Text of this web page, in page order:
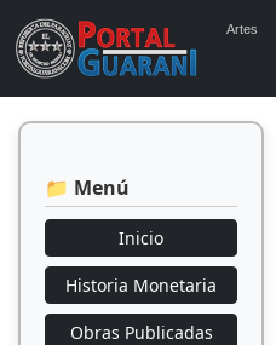
Artes
📁 Menú
Inicio
Historia Monetaria
Obras Publicadas